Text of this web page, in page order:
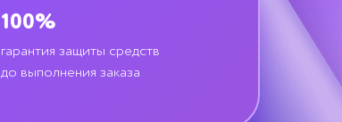
гарантия защиты средств
до выполнения заказа
100%